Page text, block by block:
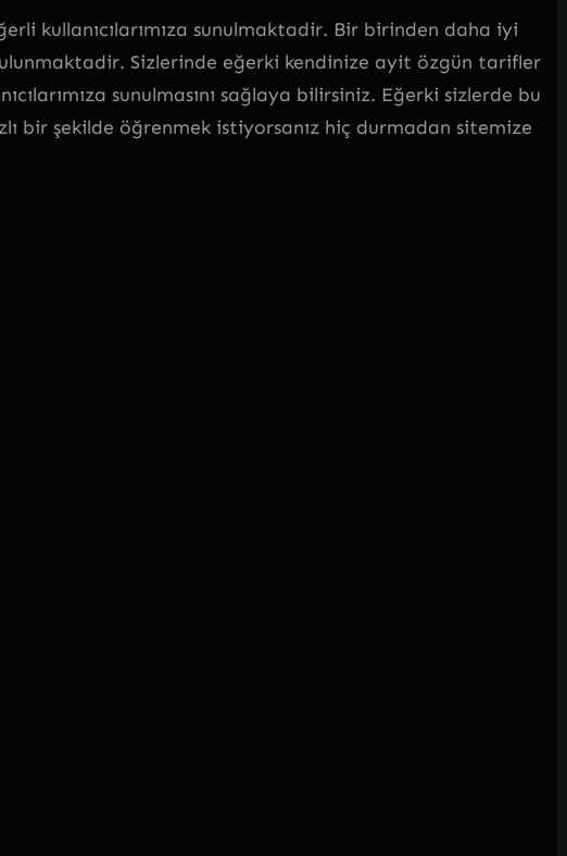
kullanıcılarımıza sunulmaktadir. Bir birinden daha iyi
Sizlerinde eğerki kendinize ayit özgün tarifler
sunulmasını sağlaya bilirsiniz. Eğerki sizlerde bu
bir şekilde öğrenmek istiyorsanız hiç durmadan sitemize